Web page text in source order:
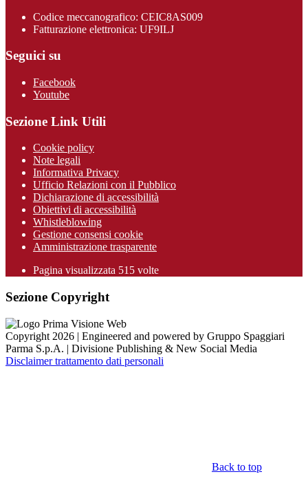
Codice meccanografico: CEIC8AS009
Fatturazione elettronica: UF9ILJ
Seguici su
Facebook
Youtube
Sezione Link Utili
Cookie policy
Note legali
Informativa Privacy
Ufficio Relazioni con il Pubblico
Dichiarazione di accessibilità
Obiettivi di accessibilità
Whistleblowing
Gestione consensi cookie
Amministrazione trasparente
Pagina visualizzata 515 volte
Sezione Copyright
Copyright 2026 | Engineered and powered by Gruppo Spaggiari
Parma S.p.A. | Divisione Publishing & New Social Media
Disclaimer trattamento dati personali
Back to top